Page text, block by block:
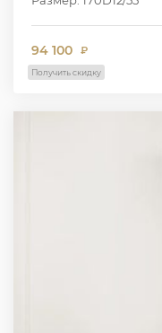
94 100 ₽
Получить скидку